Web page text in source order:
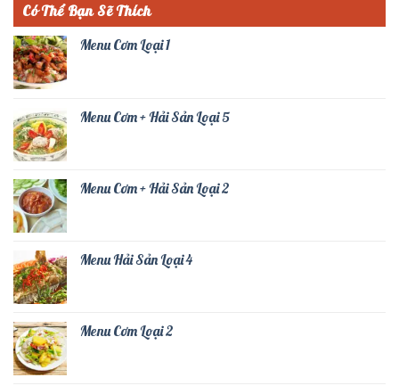
Có Thể Bạn Sẽ Thích
Menu Cơm Loại 1
Menu Cơm + Hải Sản Loại 5
Menu Cơm + Hải Sản Loại 2
Menu Hải Sản Loại 4
Menu Cơm Loại 2